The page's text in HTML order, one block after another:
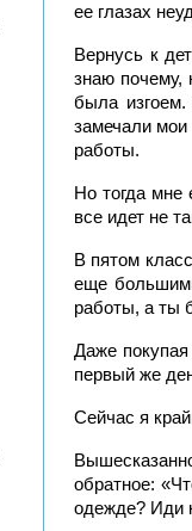
ее глазах
Вернусь к
знаю почему,
была
замечали
работы.
Но тогда
все идет не
В пятом
еще
работы, а ты
Даже
первый же
Сейчас я
обратное:
одежде? Иди